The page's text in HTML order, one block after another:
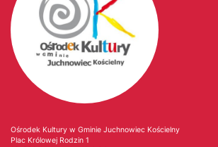
Ośrodek Kultury w Gminie Juchnowiec Kościelny
Plac Królowej Rodzin 1